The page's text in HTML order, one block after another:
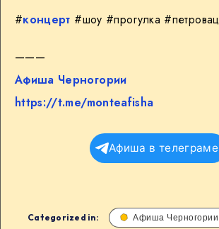
#концерт #шоу #прогулка #петровац
———
Афиша Черногории
https://t.me/monteafisha
Афиша в телеграме
Categorized in: Афиша Черногории